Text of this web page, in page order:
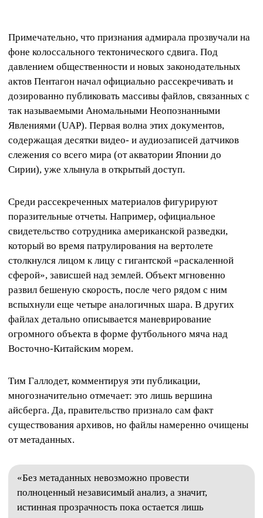
Примечательно, что признания адмирала прозвучали на
фоне колоссального тектонического сдвига. Под
давлением общественности и новых законодательных
актов Пентагон начал официально рассекречивать и
дозированно публиковать массивы файлов, связанных с
так называемыми Аномальными Неопознанными
Явлениями (UAP). Первая волна этих документов,
содержащая десятки видео- и аудиозаписей датчиков
слежения со всего мира (от акватории Японии до
Сирии), уже хлынула в открытый доступ.
Среди рассекреченных материалов фигурируют
поразительные отчеты. Например, официальное
свидетельство сотрудника американской разведки,
который во время патрулирования на вертолете
столкнулся лицом к лицу с гигантской «раскаленной
сферой», зависшей над землей. Объект мгновенно
развил бешеную скорость, после чего рядом с ним
вспыхнули еще четыре аналогичных шара. В других
файлах детально описывается маневрирование
огромного объекта в форме футбольного мяча над
Восточно-Китайским морем.
Тим Галлодет, комментируя эти публикации,
многозначительно отмечает: это лишь вершина
айсберга. Да, правительство признало сам факт
существования архивов, но файлы намеренно очищены
от метаданных.
«Без метаданных невозможно провести
полноценный независимый анализ, а значит,
истинная прозрачность пока остается лишь